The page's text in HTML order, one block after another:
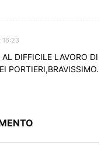
16:23
DIFFICILE LAVORO DI
PORTIERI,BRAVISSIMO.